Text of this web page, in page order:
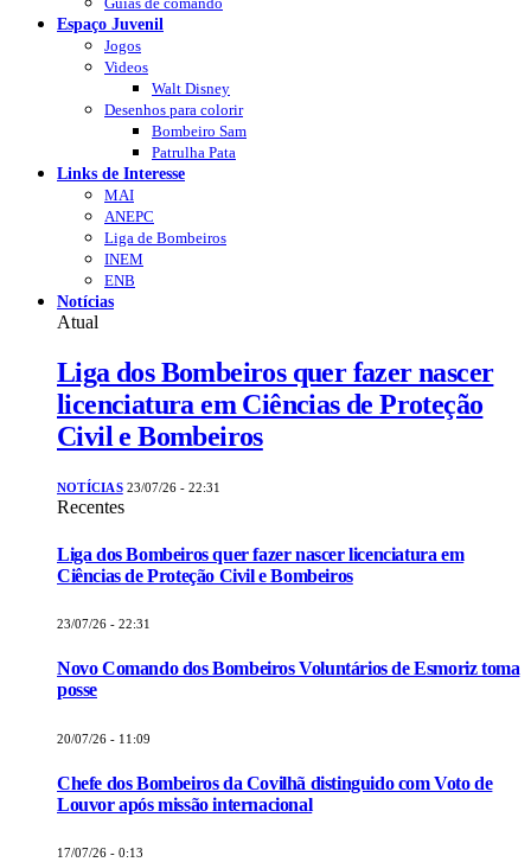
Espaço Juvenil
Jogos
Videos
Walt Disney
Desenhos para colorir
Bombeiro Sam
Patrulha Pata
Links de Interesse
MAI
ANEPC
Liga de Bombeiros
INEM
ENB
Notícias
Atual
Liga dos Bombeiros quer fazer nascer
licenciatura em Ciências de Proteção
Civil e Bombeiros
NOTÍCIAS 23/07/26 - 22:31
Recentes
Liga dos Bombeiros quer fazer nascer licenciatura em
Ciências de Proteção Civil e Bombeiros
23/07/26 - 22:31
Novo Comando dos Bombeiros Voluntários de Esmoriz toma
posse
20/07/26 - 11:09
Chefe dos Bombeiros da Covilhã distinguido com Voto de
Louvor após missão internacional
17/07/26 - 0:13